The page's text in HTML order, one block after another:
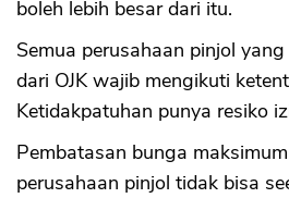
boleh lebih besar dari itu.
Semua perusahaan pinjol
dari OJK wajib mengikuti
Ketidakpatuhan punya resiko
Pembatasan bunga
perusahaan pinjol tidak bisa